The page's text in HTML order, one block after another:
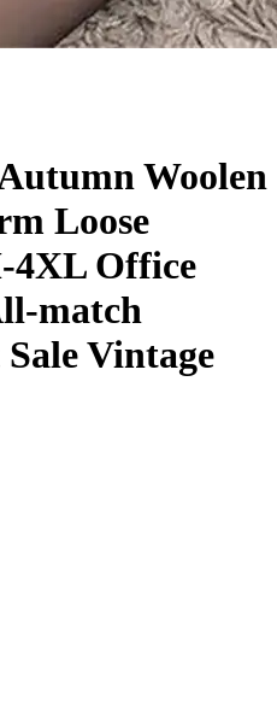
Woolen
Loose
4XL Office
match
Vintage